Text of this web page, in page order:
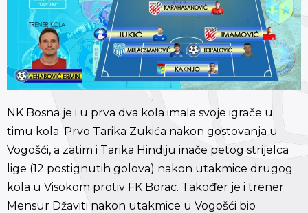
NK Bosna je i u prva dva kola imala svoje igrače u
timu kola. Prvo Tarika Zukića nakon gostovanja u
Vogošći, a zatim i Tarika Hindiju inače petog strijelca
lige (12 postignutih golova) nakon utakmice drugog
kola u Visokom protiv FK Borac. Također je i trener
Mensur Džaviti nakon utakmice u Vogošći bio